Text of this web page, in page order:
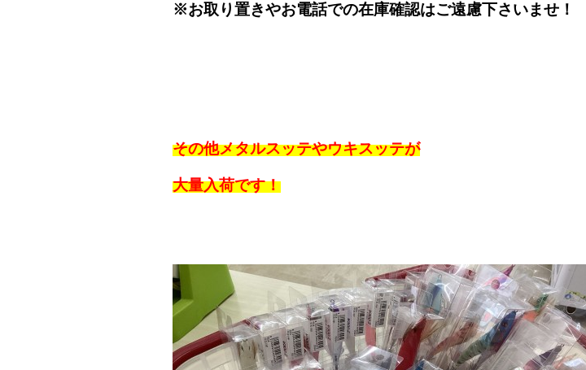
※お取り置きやお電話での在庫確認はご遠慮下さいませ！
その他メタルスッテやウキスッテが
大量入荷です！